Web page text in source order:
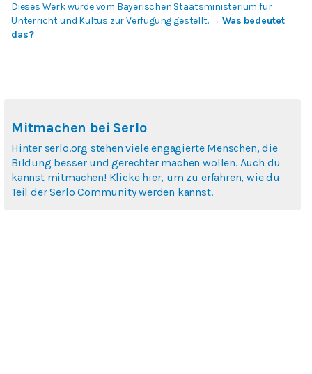
Dieses Werk wurde vom Bayerischen Staatsministerium für
Unterricht und Kultus zur Verfügung gestellt.→ Was bedeutet
das?
Mitmachen bei Serlo
Hinter serlo.org stehen viele engagierte Menschen, die
Bildung besser und gerechter machen wollen. Auch du
kannst mitmachen! Klicke hier, um zu erfahren, wie du
Teil der Serlo Community werden kannst.